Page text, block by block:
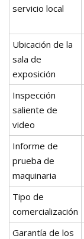
servicio local
Ubicación de la
sala de
exposición
Inspección
saliente de
video
Informe de
prueba de
maquinaria
Tipo de
comercialización
Garantía de los